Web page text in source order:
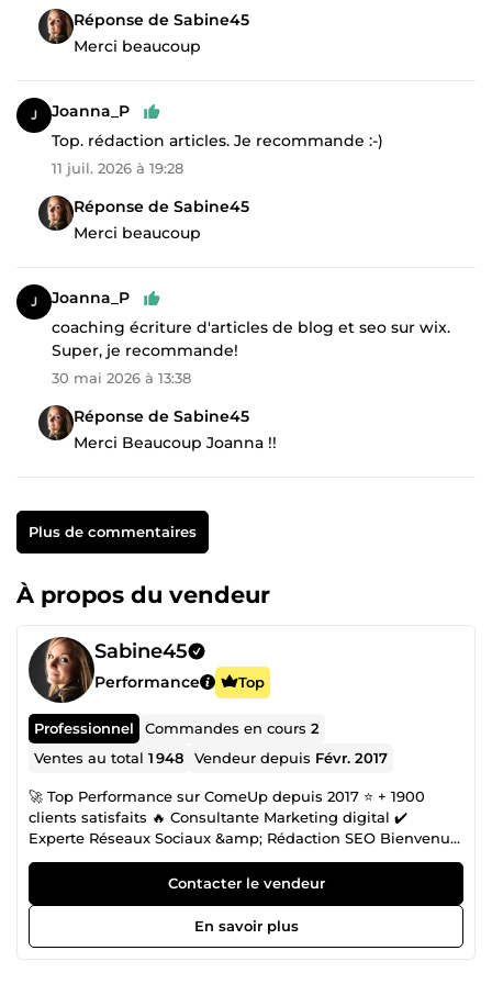
Réponse de Sabine45
Merci beaucoup
Joanna_P
Top. rédaction articles. Je recommande :-)
11 juil. 2026 à 19:28
Réponse de Sabine45
Merci beaucoup
Joanna_P
coaching écriture d'articles de blog et seo sur wix.
Super, je recommande!
30 mai 2026 à 13:38
Réponse de Sabine45
Merci Beaucoup Joanna !!
Plus de commentaires
À propos du vendeur
Sabine45
Performance Top
Professionnel Commandes en cours2
Ventes au total1 948 Vendeur depuis Févr. 2017
🚀 Top Performance sur ComeUp depuis 2017 ⭐ + 1900
clients satisfaits 🔥 Consultante Marketing digital ✔️
Experte Réseaux Sociaux &amp; Rédaction SEO Bienvenue
sur mon profil ComeUp ! Chef d'entreprise depuis 2017, et
proposant mes services sur Comeup depuis la même
année, j'ai réalisé plus de 1500 ventes dans des secteurs
très variés. Cette diversité me plait énormément dans mon
quotidien professionnel. Diplômée d'un Master II en
Contacter le vendeur
En savoir plus